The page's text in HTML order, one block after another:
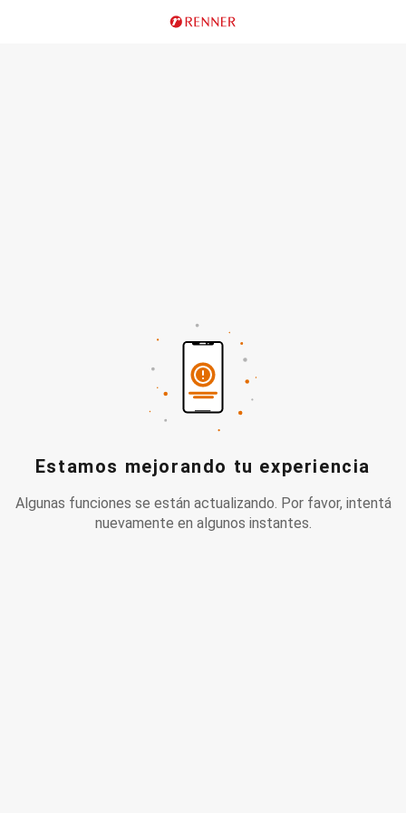
Estamos mejorando tu experiencia
Algunas funciones se están actualizando. Por favor, intentá
nuevamente en algunos instantes.